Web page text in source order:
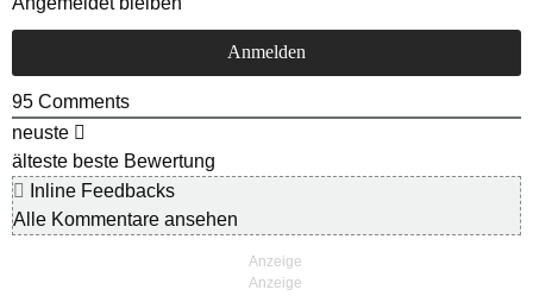
95 Comments
neuste
älteste beste Bewertung
Inline Feedbacks
Alle Kommentare ansehen